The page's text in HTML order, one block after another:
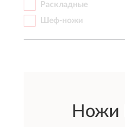
Раскладные
Шеф-ножи
Ножи